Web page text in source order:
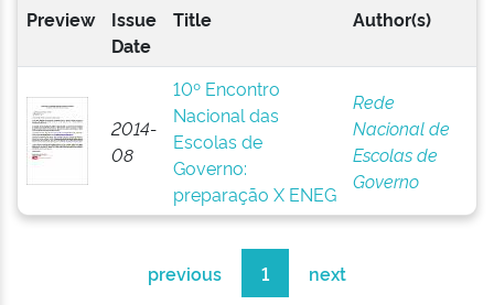
Preview
Issue
Date
Title Author(s)
2014-
08
10º Encontro
Nacional das
Escolas de
Governo:
preparação X ENEG
Rede
Nacional de
Escolas de
Governo
previous 1 next